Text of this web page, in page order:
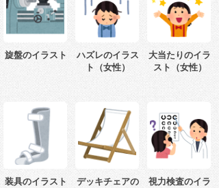
旋盤のイラスト
ハズレのイラス
ト（女性）
大当たりのイラ
スト（女性）
装具のイラスト
デッキチェアの
視力検査のイラ